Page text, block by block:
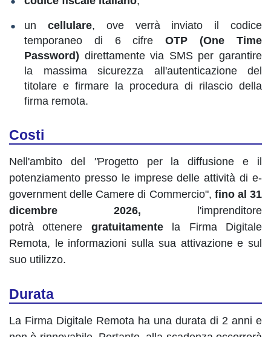
un cellulare, ove verrà inviato il codice
temporaneo di 6 cifreOTP (One Time
Password) direttamente via SMS per garantire
la massima sicurezza all'autenticazione del
titolare e firmare la procedura di rilascio della
firma remota.
Costi
Nell'ambito del "Progetto per la diffusione e il
potenziamento presso le imprese delle attività di e-
government delle Camere di Commercio", fino al 31
dicembre 2026, l'imprenditore
potrà ottenere gratuitamentela Firma Digitale
Remota, le informazioni sulla sua attivazione e sul
suo utilizzo.
Durata
La Firma Digitale Remota ha una durata di 2 anni e